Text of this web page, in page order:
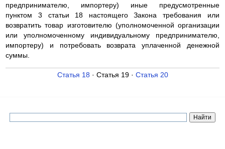
предпринимателю, импортеру) иные предусмотренные
пунктом 3 статьи 18 настоящего Закона требования или
возвратить товар изготовителю (уполномоченной организации
или уполномоченному индивидуальному предпринимателю,
импортеру) и потребовать возврата уплаченной денежной
суммы.
Статья 18 · Статья 19 · Статья 20